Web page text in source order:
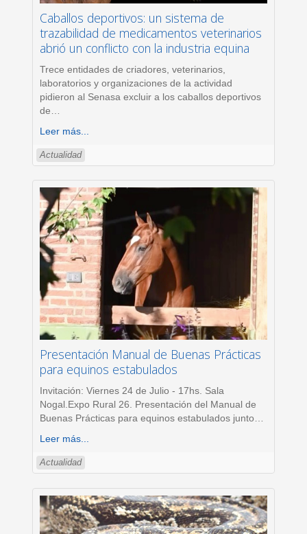
Caballos deportivos: un sistema de
trazabilidad de medicamentos veterinarios
abrió un conflicto con la industria equina
Trece entidades de criadores, veterinarios,
laboratorios y organizaciones de la actividad
pidieron al Senasa excluir a los caballos deportivos
de
Leer más...
Actualidad
Presentación Manual de Buenas Prácticas
para equinos estabulados
Invitación: Viernes 24 de Julio - 17hs. Sala
Nogal.Expo Rural 26. Presentación del Manual de
Buenas Prácticas para equinos estabulados junto…
Leer más...
Actualidad